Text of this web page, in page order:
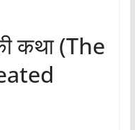
कथा (The